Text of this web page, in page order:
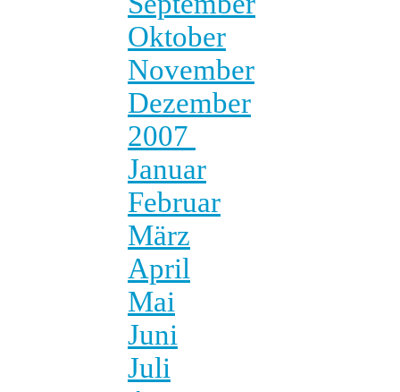
Oktober
November
Dezember
2007
Januar
Februar
März
April
Mai
Juni
Juli